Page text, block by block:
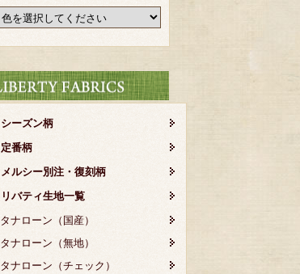
シーズン柄
定番柄
メルシー別注・復刻柄
リバティ生地一覧
タナローン（国産）
タナローン（無地）
タナローン（チェック）